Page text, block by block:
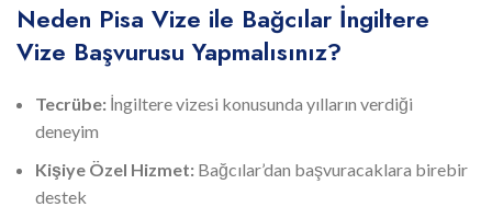
Neden Pisa Vize ile Bağcılar İngiltere
Vize Başvurusu Yapmalısınız?
Tecrübe: İngiltere vizesi konusunda yılların verdiği
deneyim
Kişiye Özel Hizmet: Bağcılar’dan başvuracaklara birebir
destek